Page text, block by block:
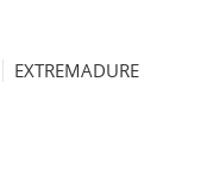
EXTREMADURE